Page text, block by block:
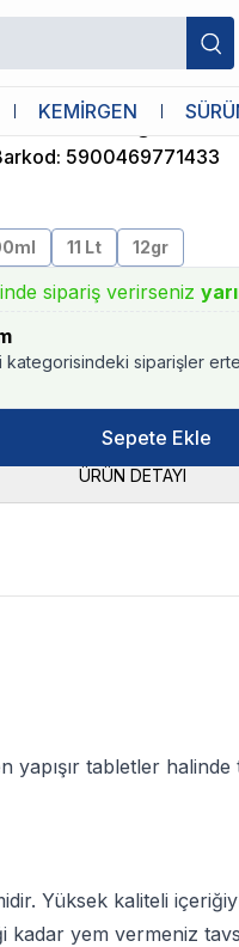
KEMİRGEN
100ml 20gr
: 5900469771433
11 Lt 12gr
sipariş verirseniz
kategorisindeki siparişler
Sepete Ekle
ÜRÜN DETAYI
tabletler halinde
Yüksek kaliteli
kadar yem vermeniz